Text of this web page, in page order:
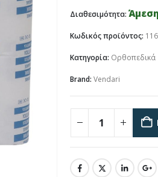
Διαθεσιμότητα:
Κωδικός προϊόντος:
Κατηγορία: Ορθοπεδικά
Brand: Vendari